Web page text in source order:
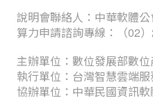
說明會聯絡人：中華軟體
算力申請諮詢專線：（02
主辦單位：數位發展部數位
執行單位：台灣智慧雲端
協辦單位：中華民國資訊